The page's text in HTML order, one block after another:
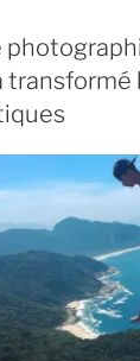
transformé